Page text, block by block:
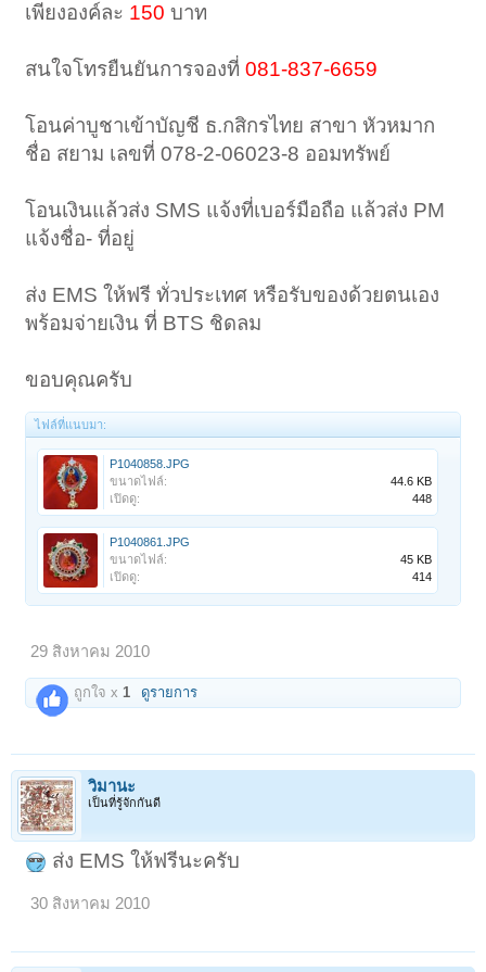
เพียงองค์ละ 150 บาท
สนใจโทรยืนยันการจองที่081-837-6659
โอนค่าบูชาเข้าบัญชี ธ.กสิกรไทย สาขา หัวหมาก
ชื่อ สยาม เลขที่ 078-2-06023-8 ออมทรัพย์
โอนเงินแล้วส่ง SMS แจ้งที่เบอร์มือถือ แล้วส่ง PM
แจ้งชื่อ- ที่อยู่
ส่ง EMS ให้ฟรี ทั่วประเทศ หรือรับของด้วยตนเอง
พร้อมจ่ายเงิน ที่ BTS ชิดลม
ขอบคุณครับ
ไฟล์ที่แนบมา:
P1040858.JPG
ขนาดไฟล์:
44.6 KB
เปิดดู:
448
P1040861.JPG
ขนาดไฟล์:
45 KB
เปิดดู:
414
29 สิงหาคม 2010
ถูกใจ x1 ดูรายการ
วิมานะ
เป็นที่รู้จักกันดี
ส่ง EMS ให้ฟรีนะครับ
30 สิงหาคม 2010